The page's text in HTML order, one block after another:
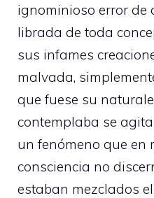
ignominioso error de
librada de toda
sus infames
malvada,
que fuese su
contemplaba se
un fenómeno que en
consciencia no
estaban mezclados